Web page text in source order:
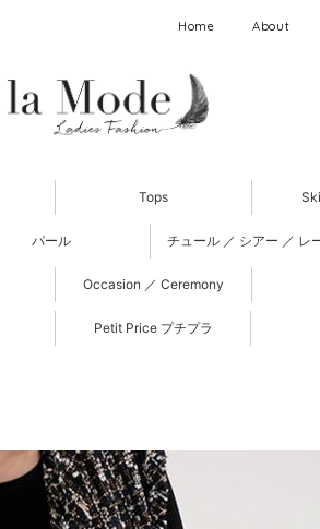
Home About
Tops
パール チュール ／ シアー ／ レ
Occasion ／ Ceremony
Petit Price プチプラ